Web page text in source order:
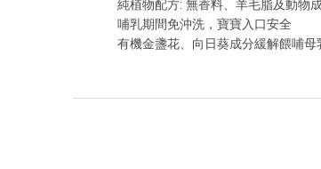
純植物配方: 無香料、羊毛脂及動物
哺乳期間免沖洗，寶寶入口安全
有機金盞花、向日葵成分緩解餵哺